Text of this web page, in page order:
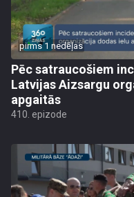
pirms 1 nedēļas
Pēc satraucošiem
Latvijas Aizsargu
apgaitās
410. epizode